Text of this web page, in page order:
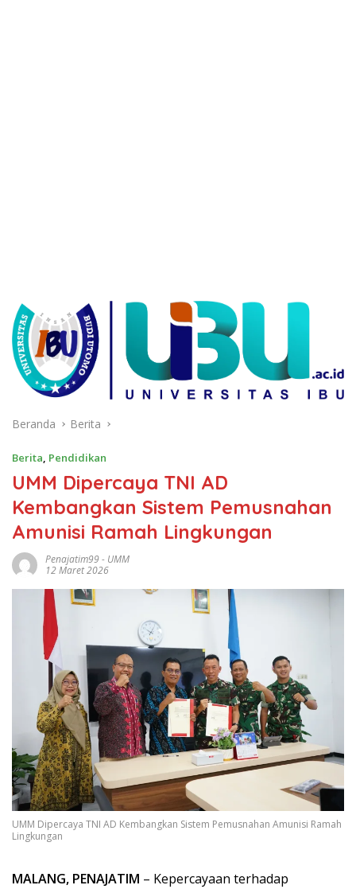
Beranda Berita
Berita, Pendidikan
UMM Dipercaya TNI AD
Kembangkan Sistem Pemusnahan
Amunisi Ramah Lingkungan
Penajatim99- UMM
12 Maret 2026
UMM Dipercaya TNI AD Kembangkan Sistem Pemusnahan Amunisi Ramah
Lingkungan
MALANG, PENAJATIM – Kepercayaan terhadap